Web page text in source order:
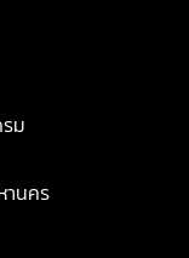
ม
านคร